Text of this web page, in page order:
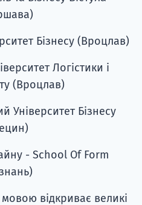
відкриває великі